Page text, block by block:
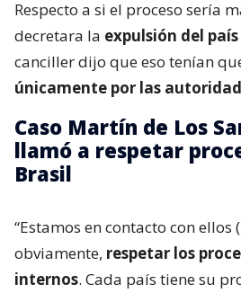
Respecto a si el proceso sería
decretara la expulsión del país
canciller dijo que eso tenían
únicamente por las
Caso Martín de Los
llamó a respetar
Brasil
“Estamos en contacto con ellos
obviamente, respetar los
internos. Cada país tiene su